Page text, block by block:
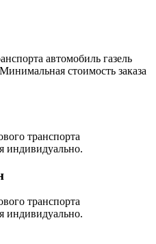
автомобиль газель
стоимость заказа
транспорта
индивидуально.
транспорта
индивидуально.